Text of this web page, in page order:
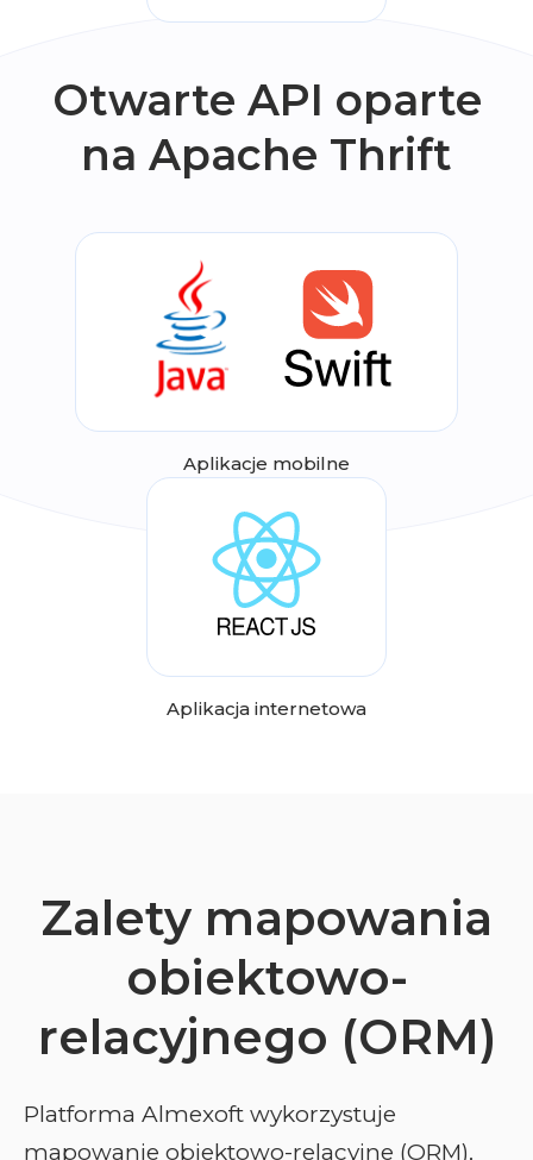
Otwarte API oparte
na Apache Thrift
Aplikacje mobilne
Aplikacja internetowa
Zalety mapowania
obiektowo-
relacyjnego (ORM)
Platforma Almexoft wykorzystuje
mapowanie obiektowo-relacyjne (ORM),